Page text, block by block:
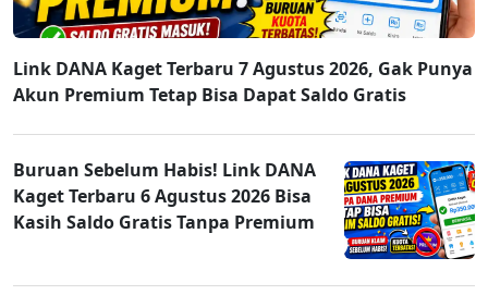
Link DANA Kaget Terbaru 7 Agustus 2026, Gak Punya
Akun Premium Tetap Bisa Dapat Saldo Gratis
Buruan Sebelum Habis! Link DANA
Kaget Terbaru 6 Agustus 2026 Bisa
Kasih Saldo Gratis Tanpa Premium